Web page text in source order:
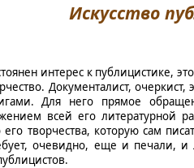
Искусство
интерес к публицистике,
Документалист,
Для него прямое
всей его литературной
его творчества, которую сам
очевидно, еще и